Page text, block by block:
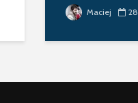
Maciej